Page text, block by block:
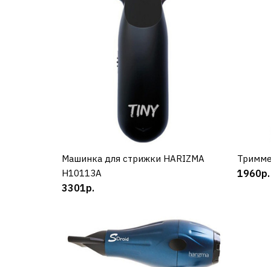
КУПИТЬ
Машинка для стрижки HARIZMA
H10113A
3301р.
1960р.